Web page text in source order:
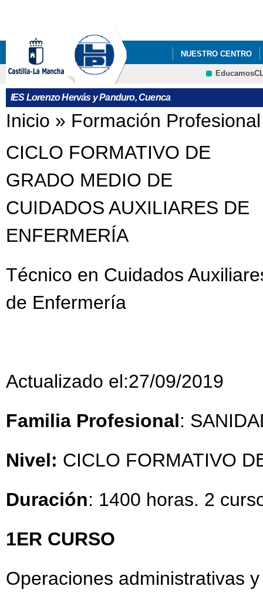
NUESTRO CENTRO
FORMACIÓN
IES Lorenzo Hervás y Panduro, Cuenca
Se encuentra usted aquí
Inicio » Formación Profesional
CICLO FORMATIVO DE
GRADO MEDIO DE
CUIDADOS AUXILIARES DE
ENFERMERÍA
Técnico en Cuidados
de Enfermería
Actualizado el:27/09/2019
Familia Profesional:
Nivel: CICLO FORMATIVO
Duración: 1400 horas. 2
1ER CURSO
Operaciones administrativas